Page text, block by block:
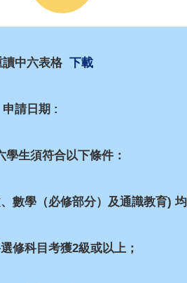
讀中六表格 下載
申請日期 :
學生須符合以下條件：
學（必修部分）及通識教育)
科目考獲2級或以上；